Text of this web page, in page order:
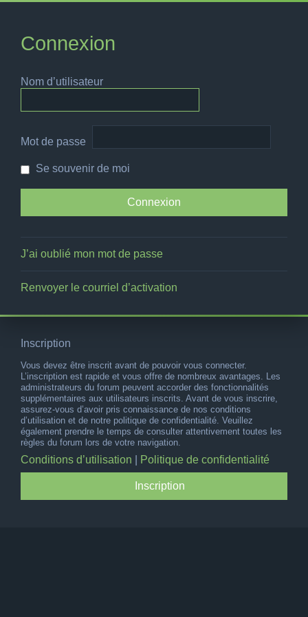
Connexion
Nom d’utilisateur
Mot de passe
Se souvenir de moi
J’ai oublié mon mot de passe
Renvoyer le courriel d’activation
Inscription
Vous devez être inscrit avant de pouvoir vous connecter.
L’inscription est rapide et vous offre de nombreux avantages. Les
administrateurs du forum peuvent accorder des fonctionnalités
supplémentaires aux utilisateurs inscrits. Avant de vous inscrire,
assurez-vous d’avoir pris connaissance de nos conditions
d’utilisation et de notre politique de confidentialité. Veuillez
également prendre le temps de consulter attentivement toutes les
règles du forum lors de votre navigation.
Conditions d’utilisation Politique de confidentialité
Inscription